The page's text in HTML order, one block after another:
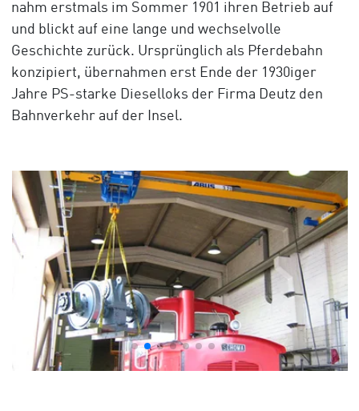
nahm erstmals im Sommer 1901 ihren Betrieb auf
und blickt auf eine lange und wechselvolle
Geschichte zurück. Ursprünglich als Pferdebahn
konzipiert, übernahmen erst Ende der 1930iger
Jahre PS-starke Dieselloks der Firma Deutz den
Bahnverkehr auf der Insel.